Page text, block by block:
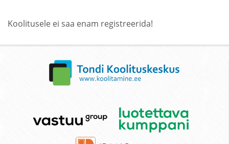
Koolitusele ei saa enam registreerida!